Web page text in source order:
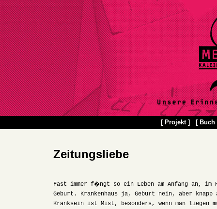
[ Projekt ] [ Buch
Zeitungsliebe
Fast immer f�ngt so ein Leben am Anfang an, im
Geburt. Krankenhaus ja, Geburt nein, aber
Kranksein ist Mist, besonders, wenn man liegen